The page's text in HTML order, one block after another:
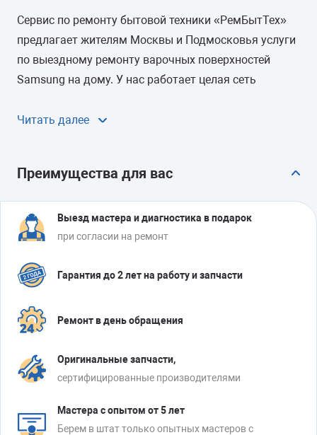
Сервис по ремонту бытовой техники «РемБытТех»
предлагает жителям Москвы и Подмосковья услуги
по выездному ремонту варочных поверхностей
Samsung на дому. У нас работает целая сеть
заявки быстро: в течение 24 часов с момента
Чиним все виды электрических панелей Samsung:
на срок до 12 месяцев.
Читать далее
Преимущества для вас
Выезд мастера и диагностика в подарок
при согласии на ремонт
Гарантия до 2 лет на работу и запчасти
Ремонт в день обращения
Оригинальные запчасти,
сертифицированные производителями
Мастера с опытом от 5 лет
Берем в штат только опытных мастеров с